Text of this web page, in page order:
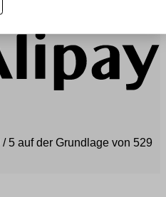
5 auf der Grundlage von 529